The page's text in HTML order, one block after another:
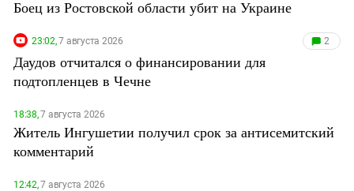
Боец из Ростовской области убит на Украине
23:02,7 августа 2026 2
Даудов отчитался о финансировании для
подтопленцев в Чечне
18:38,7 августа 2026
Житель Ингушетии получил срок за антисемитский
комментарий
12:42,7 августа 2026